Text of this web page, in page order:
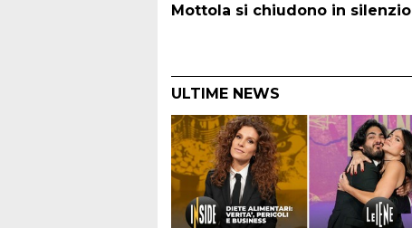
Mottola si chiudono in silenzio
ULTIME NEWS